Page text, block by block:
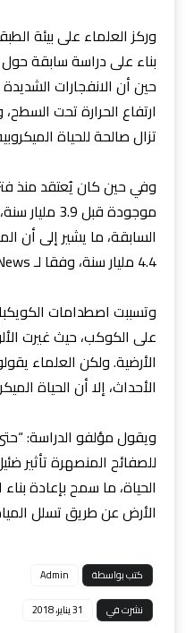
وركز العلماء على بيئة
بناء على دراسة سابقة
حين أن الانفجارات
ارتفاع الحرارة تحت
تزال صالحة للحياة
وفي حين كان يُعتقد منذ
موجودة قبل
السابقة، ما يشير إلى أن
4.4 مليار سنة، وفقا لـ ScienceNews.
وتسببت اصطدامات
على الكوكب، حيث غيرت
الأرضية. ولكن العلماء
الأحداث، إلا أن الحياة
للصفائح المنصهرة تأثير
الحياة، ما سمح بإعادة
الأرض عن طريق تسلل
كتب بواسطة
Admin
نشرت في
31 يناير، 2018